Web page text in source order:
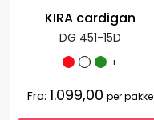
KIRA cardigan
DG 451-15D
+
Fra: 1.099,00 per pakke